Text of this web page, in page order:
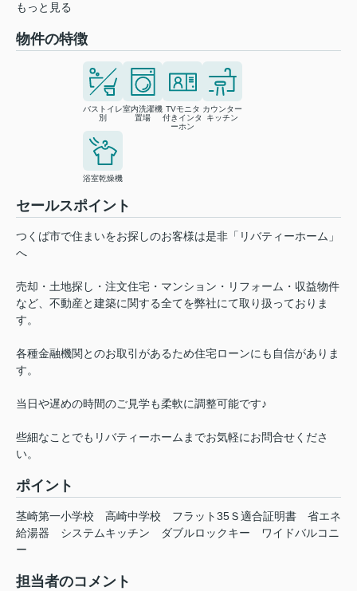
もっと見る
物件の特徴
バストイレ
別
室内洗濯機
置場
TVモニタ
付きインタ
ーホン
カウンター
キッチン
浴室乾燥機
セールスポイント
つくば市で住まいをお探しのお客様は是非「リバティーホーム」
へ
売却・土地探し・注文住宅・マンション・リフォーム・収益物件
など、不動産と建築に関する全てを弊社にて取り扱っておりま
す。
各種金融機関とのお取引があるため住宅ローンにも自信がありま
す。
当日や遅めの時間のご見学も柔軟に調整可能です♪
些細なことでもリバティーホームまでお気軽にお問合せくださ
い。
ポイント
茎崎第一小学校 高崎中学校 フラット35Ｓ適合証明書
省エネ
給湯器
システムキッチン ダブルロックキー
ワイドバルコニ
ー
担当者のコメント